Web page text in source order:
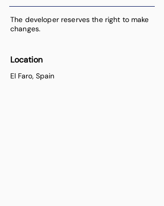
The developer reserves the right to make
changes.
Location
El Faro, Spain